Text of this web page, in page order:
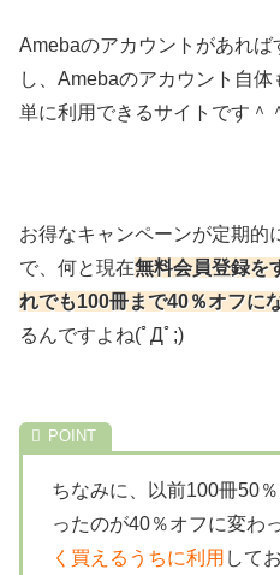
Amebaのアカウントがあれ
し、Amebaのアカウント自
単に利用できるサイトです＾
お得なキャンペーンが定期的
で、何と現在無料会員登録を
れでも100冊まで40％オフに
るんですよね(ﾟДﾟ;)
ちなみに、以前100冊50
ったのが40％オフに変わ
く買えるうちに利用 して